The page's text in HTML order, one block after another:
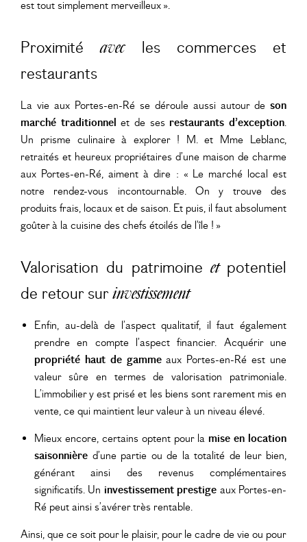
est tout simplement merveilleux ».
Proximitéavecles commerces et
restaurants
La vie aux Portes-en-Ré se déroule aussi autour de son
marché traditionnel et de ses restaurants d’exception.
Un prisme culinaire à explorer ! M. et Mme Leblanc,
retraités et heureux propriétaires d’une maison de charme
aux Portes-en-Ré, aiment à dire : « Le marché local est
notre rendez-vous incontournable. On y trouve des
produits frais, locaux et de saison. Et puis, il faut absolument
goûter à la cuisine des chefs étoilés de l’île ! »
Valorisation du patrimoine etpotentiel
de retour surinvestissement
Enfin, au-delà de l’aspect qualitatif, il faut également
prendre en compte l’aspect financier. Acquérir une
propriété haut de gammeaux Portes-en-Ré est une
valeur sûre en termes de valorisation patrimoniale.
L’immobilier y est prisé et les biens sont rarement mis en
vente, ce qui maintient leur valeur à un niveau élevé.
Mieux encore, certains optent pour la mise en location
saisonnière d’une partie ou de la totalité de leur bien,
générant ainsi des revenus complémentaires
significatifs. Un investissement prestige aux Portes-en-
Ré peut ainsi s’avérer très rentable.
Ainsi, que ce soit pour le plaisir, pour le cadre de vie ou pour